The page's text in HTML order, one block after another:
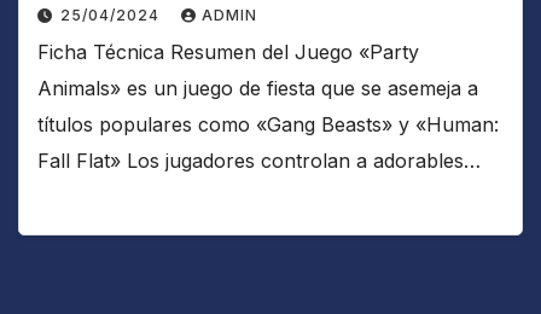
25/04/2024 ADMIN
Ficha Técnica Resumen del Juego «Party
Animals» es un juego de fiesta que se asemeja a
títulos populares como «Gang Beasts» y «Human:
Fall Flat» Los jugadores controlan a adorables…